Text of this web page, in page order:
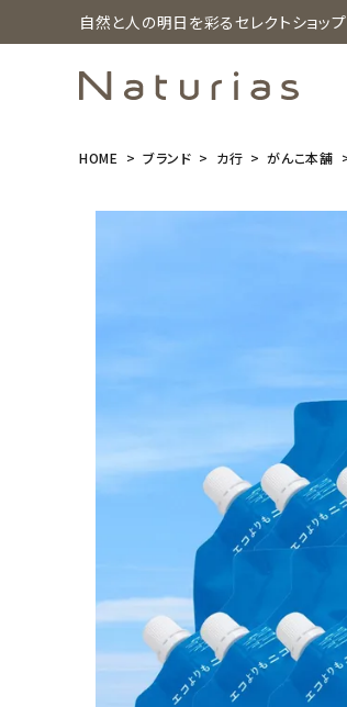
自然と人の明日を彩るセレクトショップ
HOME ブランド カ行 がんこ本舗